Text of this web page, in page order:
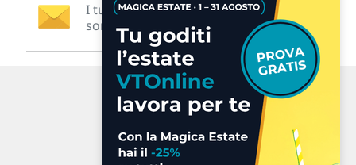
I tuoi suggerimenti per noi
sono preziosi e molto utili! »